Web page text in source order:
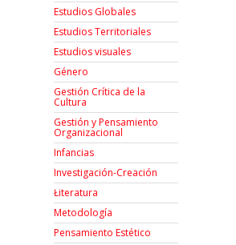
Estudios Globales
Estudios Territoriales
Estudios visuales
Género
Gestión Crítica de la
Cultura
Gestión y Pensamiento
Organizacional
Infancias
Investigación-Creación
Łiteratura
Metodología
Pensamiento Estético